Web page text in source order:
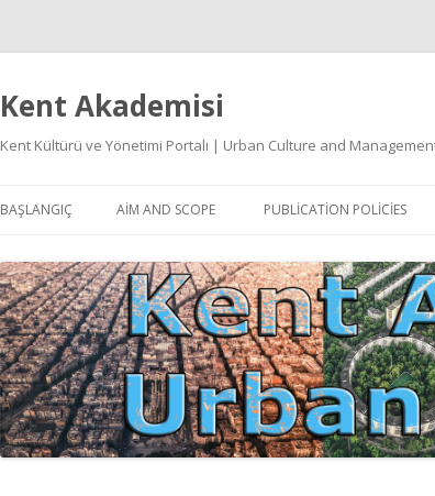
Kent Akademisi
Kent Kültürü ve Yönetimi Portalı | Urban Culture and
BAŞLANGIÇ AIM AND SCOPE PUBLICATION POLICIES
DOCUMENTATION
YAZIM KURALLARI
SÜREÇ REHBERI |
ETIK İLKELER | ETHICAL